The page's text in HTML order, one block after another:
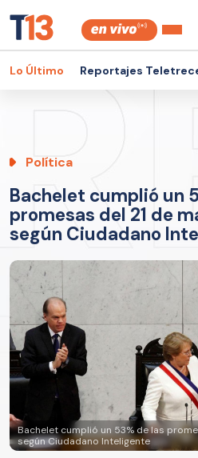
Lo Último Reportajes
Política
Bachelet cumplió un
promesas del 21 de
según Ciudadano
Bachelet cumplió un 53% de las
según Ciudadano Inteligente